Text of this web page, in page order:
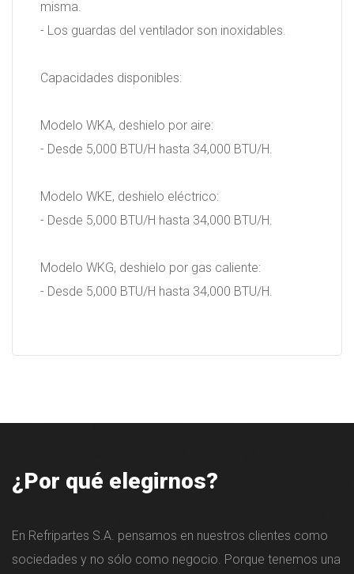
misma.
- Los guardas del ventilador son inoxidables.
Capacidades disponibles:
Modelo WKA, deshielo por aire:
- Desde 5,000 BTU/H hasta 34,000 BTU/H.
Modelo WKE, deshielo eléctrico:
- Desde 5,000 BTU/H hasta 34,000 BTU/H.
Modelo WKG, deshielo por gas caliente:
- Desde 5,000 BTU/H hasta 34,000 BTU/H.
¿Por qué elegirnos?
En Refripartes S.A. pensamos en nuestros clientes como
sociedades y no sólo como negocio. Porque tenemos una